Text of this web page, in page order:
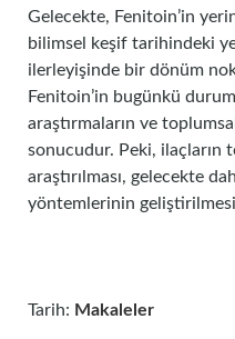
Gelecekte, Fenitoin’in
bilimsel keşif tarihindeki
ilerleyişinde bir dönüm
Fenitoin’in bugünkü
araştırmaların ve
sonucudur. Peki, ilaçların
araştırılması, gelecekte
yöntemlerinin
Tarih: Makaleler